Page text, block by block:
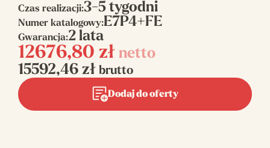
Czas realizacji:3-5 tygodni
Numer katalogowy:E7P4+FE
Gwarancja:2 lata
12676,80 zł netto
15592,46 zł brutto
Dodaj do oferty